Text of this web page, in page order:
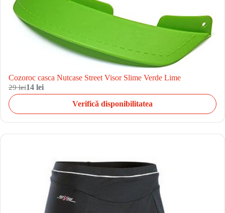
Cozoroc casca Nutcase Street Visor Slime Verde Lime
29 lei14 lei
Verifică disponibilitatea